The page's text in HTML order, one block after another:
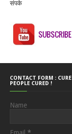
संपर्क
CONTACT FORM :
PEOPLE CURED !
Name